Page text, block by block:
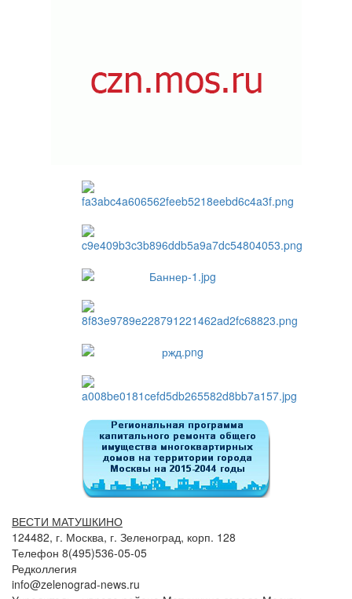
ВЕСТИ МАТУШКИНО
124482, г. Москва, г. Зеленоград, корп. 128
Телефон 8(495)536-05-05
Редколлегия
info@zelenograd-news.ru